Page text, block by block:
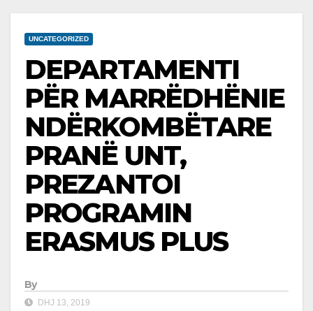
UNCATEGORIZED
DEPARTAMENTI
PËR MARRËDHËNIE
NDËRKOMBËTARE
PRANË UNT,
PREZANTOI
PROGRAMIN
ERASMUS PLUS
By
DHJ 13, 2019